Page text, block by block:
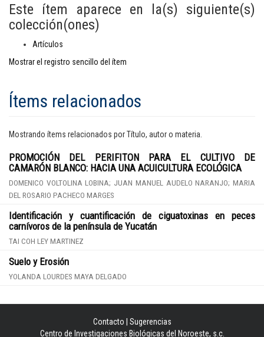
Este ítem aparece en la(s) siguiente(s)
colección(ones)
Artículos
Mostrar el registro sencillo del ítem
Ítems relacionados
Mostrando ítems relacionados por Título, autor o materia.
PROMOCIÓN DEL PERIFITON PARA EL CULTIVO DE
CAMARÓN BLANCO: HACIA UNA ACUICULTURA ECOLÓGICA
DOMENICO VOLTOLINA LOBINA; JUAN MANUEL AUDELO NARANJO; MARIA
DEL ROSARIO PACHECO MARGES
Identificación y cuantificación de ciguatoxinas en peces
carnívoros de la península de Yucatán
TAI COH LEY MARTINEZ
Suelo y Erosión
YOLANDA LOURDES MAYA DELGADO
Contacto
Sugerencias
Centro de Investigaciones Biológicas del Noroeste, s.c.